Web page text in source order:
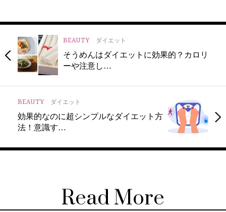
BEAUTY ダイエット
そうめんはダイエットに効果的？カロリ
ーや注意し…
BEAUTY ダイエット
効果的なのに超シンプルなダイエット方
法！意識す…
Read More